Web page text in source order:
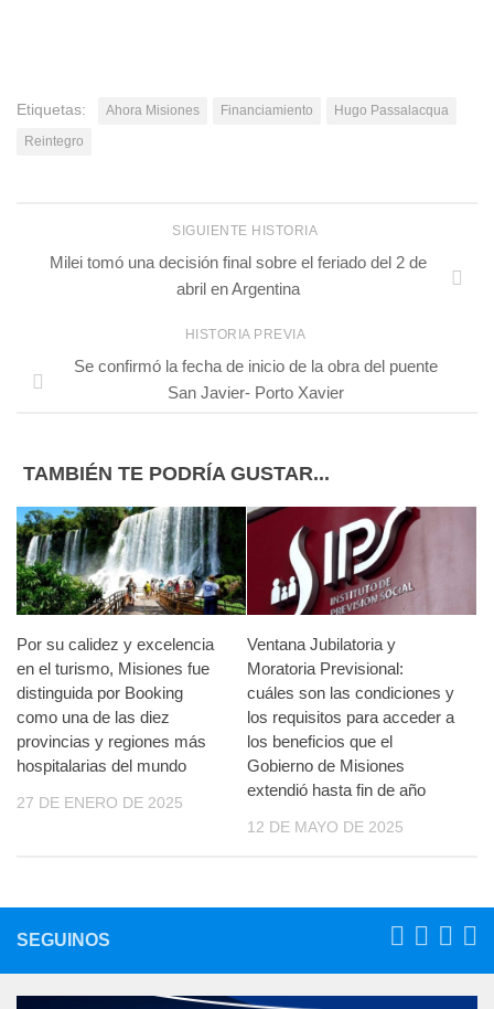
Etiquetas: Ahora Misiones Financiamiento
Hugo Passalacqua
Reintegro
SIGUIENTE HISTORIA
Milei tomó una decisión final sobre el feriado del 2 de
abril en Argentina
HISTORIA PREVIA
Se confirmó la fecha de inicio de la obra del puente
San Javier- Porto Xavier
TAMBIÉN TE PODRÍA GUSTAR...
Por su calidez y excelencia
en el turismo, Misiones fue
distinguida por Booking
como una de las diez
provincias y regiones más
hospitalarias del mundo
27 DE ENERO DE 2025
Ventana Jubilatoria y
Moratoria Previsional:
cuáles son las condiciones y
los requisitos para acceder a
los beneficios que el
Gobierno de Misiones
extendió hasta fin de año
12 DE MAYO DE 2025
SEGUINOS